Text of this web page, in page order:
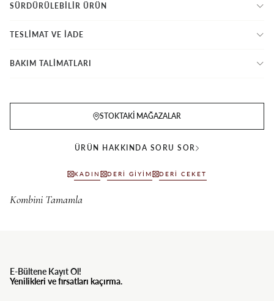
SÜRDÜRÜLEBİLİR ÜRÜN
TESLİMAT VE İADE
BAKIM TALİMATLARI
STOKTAKI MAĞAZALAR
ÜRÜN HAKKINDA SORU SOR
KADIN DERI GIYIM DERI CEKET
E-Bültene Kayıt Ol!
Yenilikleri ve fırsatları kaçırma.